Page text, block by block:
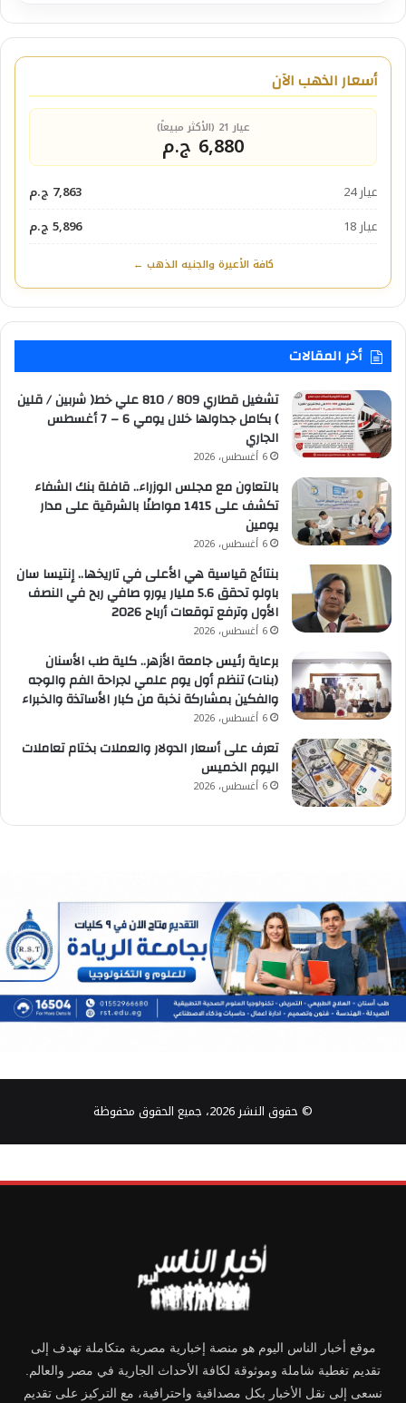
أسعار الذهب الآن
عيار 21 (الأكثر مبيعاً)
6,880 ج.م
عيار 24
7,863 ج.م
عيار 18
5,896 ج.م
كافة الأعيرة والجنيه الذهب ←
أخر المقالات
تشغيل قطاري 809 / 810 علي خط( شربين / قلين
) بكامل جداولها خلال يومي 6 – 7 أغسطس
الجاري
6 أغسطس، 2026
بالتعاون مع مجلس الوزراء.. قافلة بنك الشفاء
تكشف على 1415 مواطنًا بالشرقية على مدار
يومين
6 أغسطس، 2026
بنتائج قياسية هي الأعلى في تاريخها.. إنتيسا سان
باولو تحقق 5.6 مليار يورو صافي ربح في النصف
الأول وترفع توقعات أرباح 2026
6 أغسطس، 2026
برعاية رئيس جامعة الأزهر.. كلية طب الأسنان
(بنات) تنظم أول يوم علمي لجراحة الفم والوجه
والفكين بمشاركة نخبة من كبار الأساتذة والخبراء
6 أغسطس، 2026
تعرف على أسعار الدولار والعملات بختام تعاملات
اليوم الخميس
6 أغسطس، 2026
© حقوق النشر 2026، جميع الحقوق محفوظة
موقع أخبار الناس اليوم هو منصة إخبارية مصرية متكاملة تهدف إلى
تقديم تغطية شاملة وموثوقة لكافة الأحداث الجارية في مصر والعالم.
نسعى إلى نقل الأخبار بكل مصداقية واحترافية، مع التركيز على تقديم